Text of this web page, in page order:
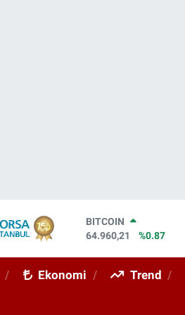
DOLAR
47,7436
%0.18
STERLİN
Ekonomi Trend